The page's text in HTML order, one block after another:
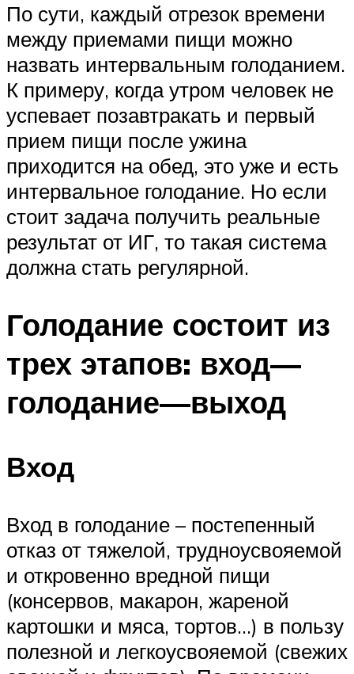
По сути, каждый отрезок времени
между приемами пищи можно
назвать интервальным голоданием.
К примеру, когда утром человек не
успевает позавтракать и первый
прием пищи после ужина
приходится на обед, это уже и есть
интервальное голодание. Но если
стоит задача получить реальные
результат от ИГ, то такая система
должна стать регулярной.
Голодание состоит из
трех этапов: вход—
голодание—выход
Вход
Вход в голодание – постепенный
отказ от тяжелой, трудноусвояемой
и откровенно вредной пищи
(консервов, макарон, жареной
картошки и мяса, тортов…) в пользу
полезной и легкоусвояемой (свежих